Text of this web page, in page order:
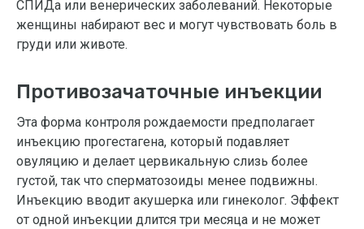
СПИДа или венерических заболеваний. Некоторые
женщины набирают вес и могут чувствовать боль в
груди или животе.
Противозачаточные инъекции
Эта форма контроля рождаемости предполагает
инъекцию прогестагена, который подавляет
овуляцию и делает цервикальную слизь более
густой, так что сперматозоиды менее подвижны.
Инъекцию вводит акушерка или гинеколог. Эффект
от одной инъекции длится три месяца и не может